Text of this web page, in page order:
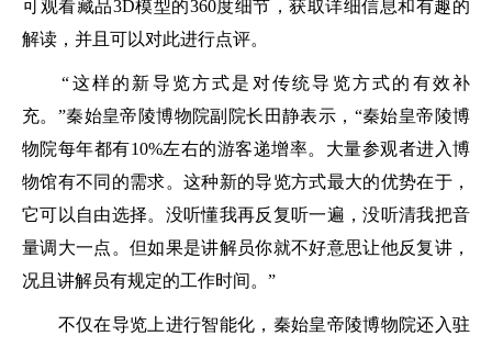
可观看藏品3D模型的360度细节，获取详细信息和有趣的
解读，并且可以对此进行点评。
“这样的新导览方式是对传统导览方式的有效补
充。”秦始皇帝陵博物院副院长田静表示，“秦始皇帝陵博
物院每年都有10%左右的游客递增率。大量参观者进入博
物馆有不同的需求。这种新的导览方式最大的优势在于，
它可以自由选择。没听懂我再反复听一遍，没听清我把音
量调大一点。但如果是讲解员你就不好意思让他反复讲，
况且讲解员有规定的工作时间。”
不仅在导览上进行智能化，秦始皇帝陵博物院还入驻